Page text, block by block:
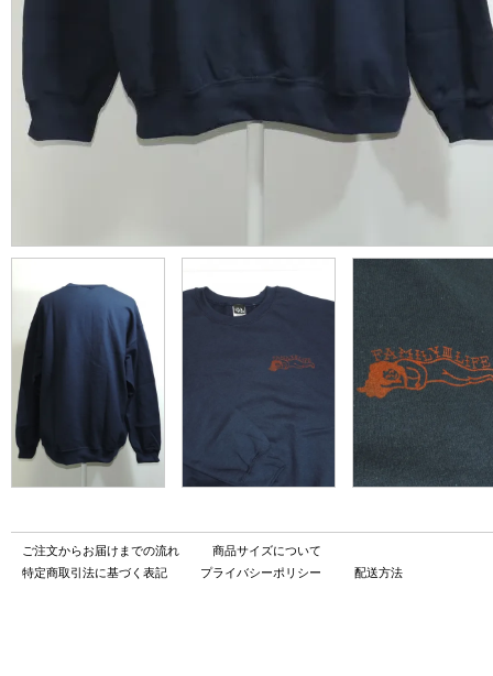
ご注文からお届けまでの流れ
商品サイズについて
特定商取引法に基づく表記
プライバシーポリシー 配送方法